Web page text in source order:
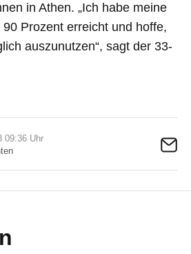
in Athen. „Ich habe meine
Prozent erreicht und hoffe,
auszunutzen“, sagt der 33-
09:36 Uhr